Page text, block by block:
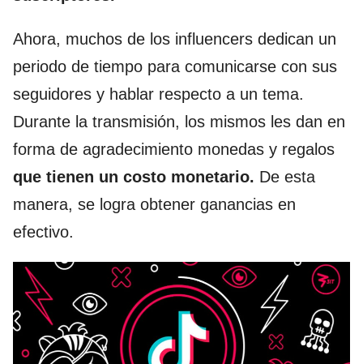
Ahora, muchos de los influencers dedican un
periodo de tiempo para comunicarse con sus
seguidores y hablar respecto a un tema.
Durante la transmisión, los mismos les dan en
forma de agradecimiento monedas y regalos
que tienen un costo monetario. De esta
manera, se logra obtener ganancias en
efectivo.